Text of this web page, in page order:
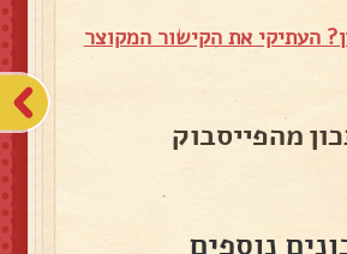
העתיקי את הקישור המקוצר
מהפייסבוק
נוספים